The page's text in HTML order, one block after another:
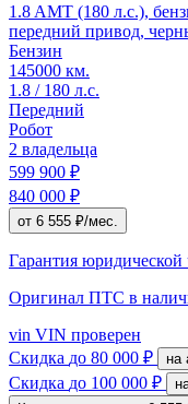
1.8 AMT (180 л.с.),
передний привод,
Бензин
145000 км.
1.8 / 180 л.с.
Передний
Робот
2 владельца
599 900 ₽
840 000 ₽
от 6 555 ₽/мес.
Гарантия юридической
Оригинал ПТС в
vin VIN проверен
Скидка до 80 000 ₽
Скидка до 100 000 ₽